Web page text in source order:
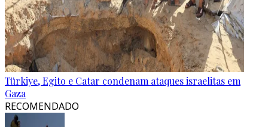
Türkiye, Egito e Catar condenam ataques israelitas em
Gaza
RECOMENDADO